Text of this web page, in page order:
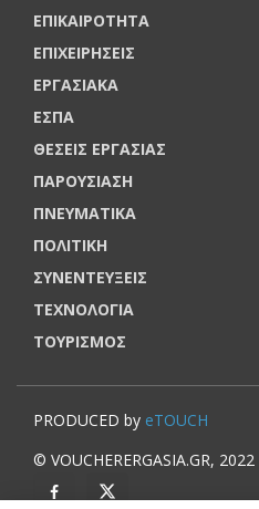
ΕΠΙΚΑΙΡΟΤΗΤΑ
ΕΠΙΧΕΙΡΗΣΕΙΣ
ΕΡΓΑΣΙΑΚΑ
ΕΣΠΑ
ΘΕΣΕΙΣ ΕΡΓΑΣΙΑΣ
ΠΑΡΟΥΣΙΑΣΗ
ΠΝΕΥΜΑΤΙΚΑ
ΠΟΛΙΤΙΚΗ
ΣΥΝΕΝΤΕΥΞΕΙΣ
ΤΕΧΝΟΛΟΓΙΑ
ΤΟΥΡΙΣΜΟΣ
PRODUCED by eTOUCH
© VOUCHERERGASIA.GR,